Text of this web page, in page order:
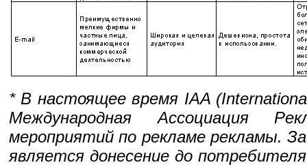
* В настоящее время IAA
Международная Ассоциация
мероприятий по рекламе рекламы.
является донесение до